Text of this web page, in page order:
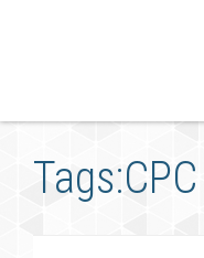
Tags:CPC